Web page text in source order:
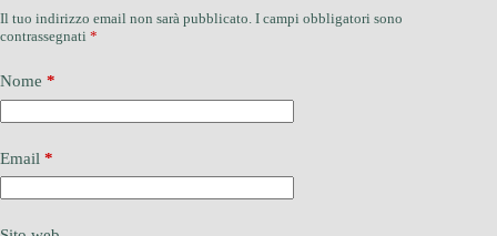
Il tuo indirizzo email non sarà pubblicato. I campi obbligatori sono
contrassegnati *
Nome *
Email *